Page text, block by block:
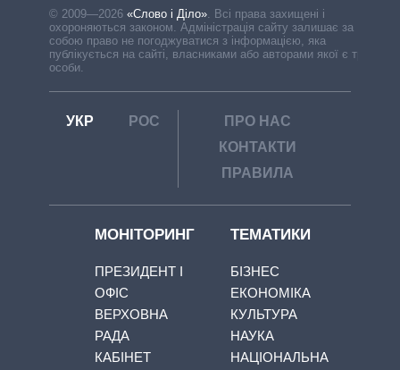
© 2009—2026 «Слово і Діло». Всі права захищені і
охороняються законом. Адміністрація сайту залишає за
собою право не погоджуватися з інформацією, яка
публікується на сайті, власниками або авторами якої є треті
особи.
УКР РОС
ПРО НАС
КОНТАКТИ
ПРАВИЛА
МОНІТОРИНГ
ПРЕЗИДЕНТ І
ОФІС
ВЕРХОВНА
РАДА
КАБІНЕТ
ТЕМАТИКИ
БІЗНЕС
ЕКОНОМІКА
КУЛЬТУРА
НАУКА
НАЦІОНАЛЬНА